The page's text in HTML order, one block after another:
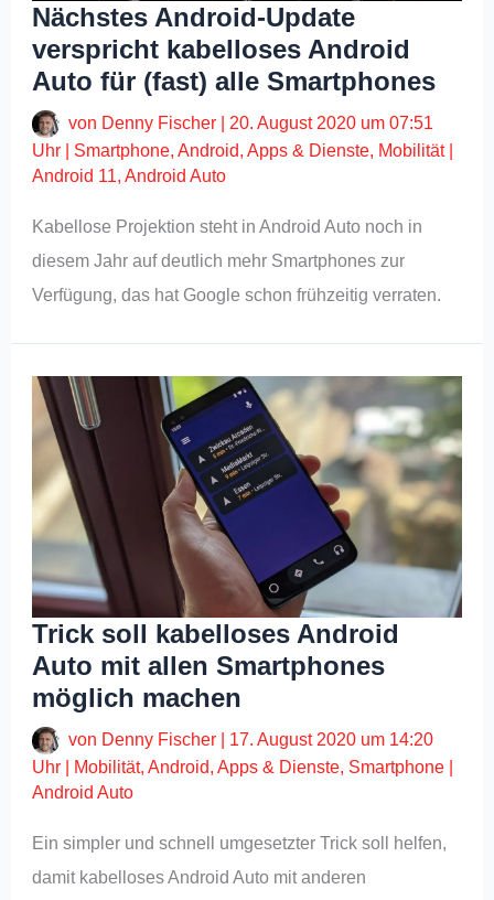
Nächstes Android-Update
verspricht kabelloses Android
Auto für (fast) alle Smartphones
von Denny Fischer
20. August 2020 um 07:51
Uhr
Smartphone,Android,Apps & Dienste, Mobilität|
Android 11,Android Auto
Kabellose Projektion steht in Android Auto noch in
diesem Jahr auf deutlich mehr Smartphones zur
Verfügung, das hat Google schon frühzeitig verraten.
Trick soll kabelloses Android
Auto mit allen Smartphones
möglich machen
von Denny Fischer
17. August 2020 um 14:20
Uhr
Mobilität,Android,Apps & Dienste, Smartphone
Android Auto
Ein simpler und schnell umgesetzter Trick soll helfen,
damit kabelloses Android Auto mit anderen